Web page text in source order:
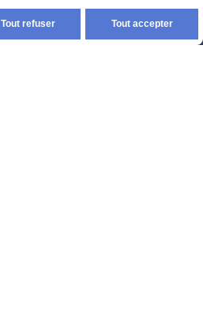
Tout refuser Tout accepter